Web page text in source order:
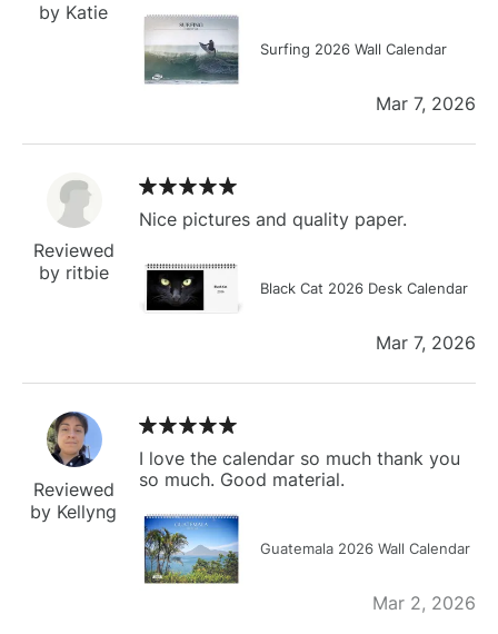
by Katie
Surfing 2026 Wall Calendar
Mar 7, 2026
Reviewed
by ritbie
Nice pictures and quality paper.
Black Cat 2026 Desk Calendar
Mar 7, 2026
Reviewed
by Kellyng
I love the calendar so much thank you
so much. Good material.
Guatemala 2026 Wall Calendar
Mar 2, 2026